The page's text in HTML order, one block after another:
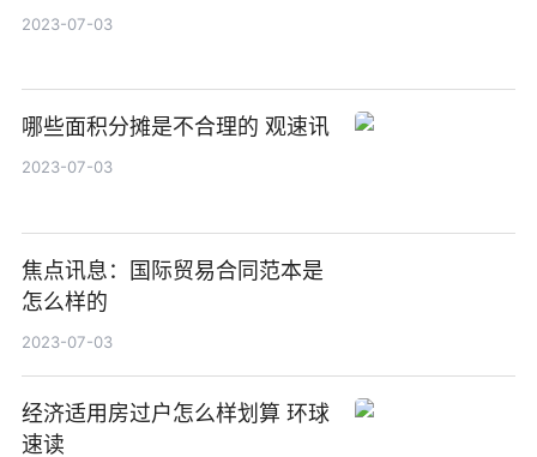
2023-07-03
哪些面积分摊是不合理的 观速讯
2023-07-03
焦点讯息：国际贸易合同范本是
怎么样的
2023-07-03
经济适用房过户怎么样划算 环球
速读